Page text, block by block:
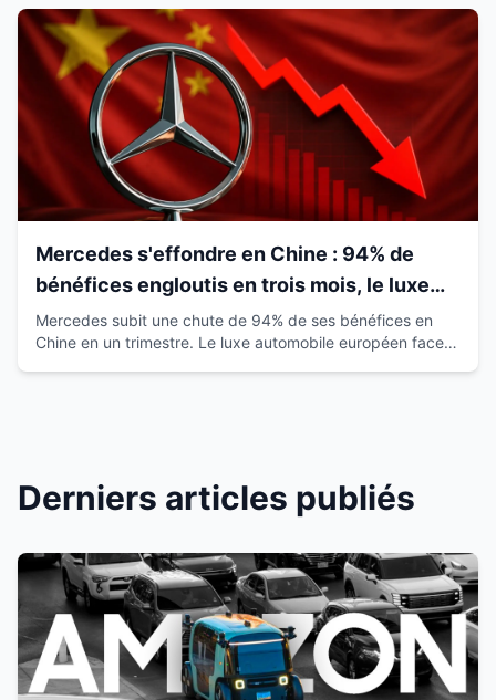
Mercedes s'effondre en Chine : 94% de
bénéfices engloutis en trois mois, le luxe
européen vacille
Mercedes subit une chute de 94% de ses bénéfices en
Chine en un trimestre. Le luxe automobile européen face à
Derniers articles publiés